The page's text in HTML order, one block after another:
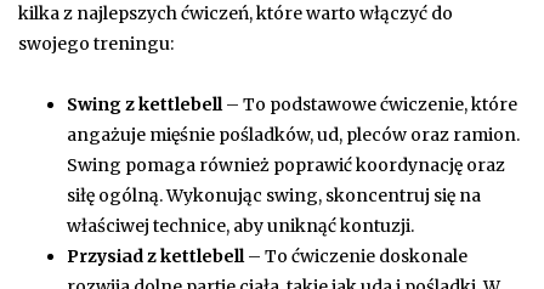
kilka z najlepszych ćwiczeń, które warto włączyć do
swojego treningu:
Swing z kettlebell– To podstawowe ćwiczenie, które
angażuje mięśnie pośladków, ud, pleców oraz ramion.
Swing pomaga również poprawić koordynację oraz
siłę ogólną. Wykonując swing, skoncentruj się na
właściwej technice, aby uniknąć kontuzji.
Przysiad z kettlebell– To ćwiczenie doskonale